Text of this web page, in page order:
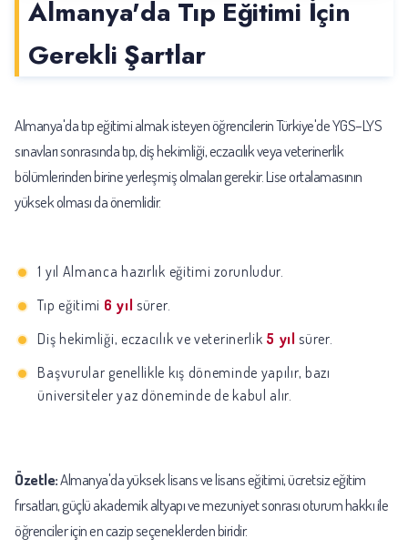
Almanya'da Tıp Eğitimi İçin
Gerekli Şartlar
Almanya'da tıp eğitimi almak isteyen öğrencilerin Türkiye'de YGS–LYS
sınavları sonrasında tıp, diş hekimliği, eczacılık veya veterinerlik
bölümlerinden birine yerleşmiş olmaları gerekir. Lise ortalamasının
yüksek olması da önemlidir.
1 yıl Almanca hazırlık eğitimi zorunludur.
Tıp eğitimi 6 yıl sürer.
Diş hekimliği, eczacılık ve veterinerlik 5 yıl sürer.
Başvurular genellikle kış döneminde yapılır, bazı
üniversiteler yaz döneminde de kabul alır.
Özetle:Almanya'da yüksek lisans ve lisans eğitimi, ücretsiz eğitim
fırsatları, güçlü akademik altyapı ve mezuniyet sonrası oturum hakkı ile
öğrenciler için en cazip seçeneklerden biridir.